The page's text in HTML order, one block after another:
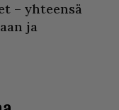
– yhteensä
ja